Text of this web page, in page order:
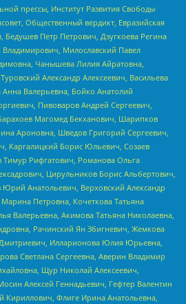
прессы, Институт Развития Свободы
Общественный вердикт, Евразийская
Бедушев Петр Петрович, Дзугкоева Регина
Милославский Павел
Чанышева Лилия Айратовна,
Александр Алексеевич, Васильева
Анна Валерьевна, Бойко Анатолий
Пивоваров Андрей Сергеевич,
Магомед Бекханович, Шарипков
Ароновна, Шведов Григорий Сергеевич,
Каргалицкий Борис Юльевич, Созаев
Тимур Рифгатович, Романова Ольга
Цирульников Борис Альбертович,
Юрий Анатольевич, Верховский Александр
Петровна, Кочеткова Татьяна
Валерьевна, Акимова Татьяна Николаевна,
Рачинский Ян Збигневич, Жемкова
Илларионова Юлия Юрьевна,
Светлана Сергеевна, Аверин Владимир
Щур Николай Алексеевич,
Алексей Геннадьевич, Гефтер Валентин
Кириллович, Флиге Ирина Анатольевна,